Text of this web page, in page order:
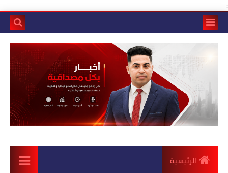
:
الرئيسية